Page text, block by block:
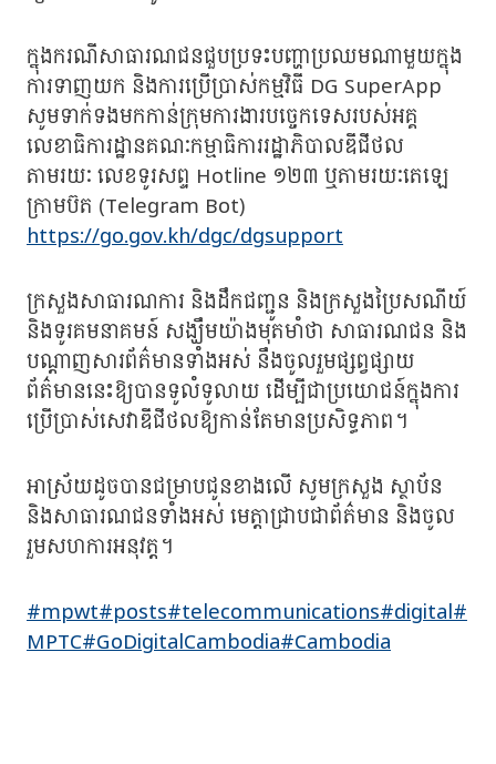
ក្នុងករណីសាធារណជនជួបប្រទះបញ្ហាប្រឈមណាមួយក្នុង
ការទាញយក និងការប្រើប្រាស់កម្មវិធី DG SuperApp
សូមទាក់ទងមកកាន់ក្រុមការងារបច្ចេកទេសរបស់អគ្គ
លេខាធិការដ្ឋានគណៈកម្មាធិការរដ្ឋាភិបាលឌីជីថល
តាមរយៈ លេខទូរសព្ទ Hotline ១២៣ ឬតាមរយៈតេឡេ
ក្រាមប៊ត (Telegram Bot)
https://go.gov.kh/dgc/dgsupport
ក្រសួងសាធារណការ និងដឹកជញ្ជូន និងក្រសួងប្រៃសណីយ៍
និងទូរគមនាគមន៍ សង្ឃឹមយ៉ាងមុតមាំថា សាធារណជន និង
បណ្តាញសារព័ត៌មានទាំងអស់ នឹងចូលរួមផ្សព្វផ្សាយ
ព័ត៌មាននេះឱ្យបានទូលំទូលាយ ដើម្បីជាប្រយោជន៍ក្នុងការ
ប្រើប្រាស់សេវាឌីជីថលឱ្យកាន់តែមានប្រសិទ្ធភាព។
អាស្រ័យដូចបានជម្រាបជូនខាងលើ សូមក្រសួង ស្ថាប័ន
និងសាធារណជនទាំងអស់ មេត្តាជ្រាបជាព័ត៌មាន និងចូល
រួមសហការអនុវត្ត។
#mpwt#posts#telecommunications#digital#
MPTC#GoDigitalCambodia#Cambodia